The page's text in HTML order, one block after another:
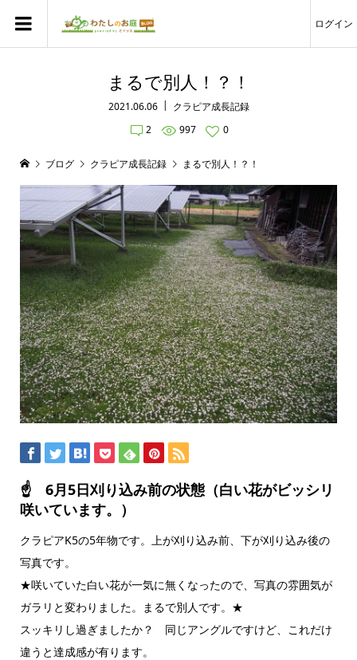
ログイン
まるで別人！？！
2021.06.06
クラピア成長記録
2
997 0
ブログ クラピア成長記録 まるで別人！？！
☝ 6月5日刈り込み前の状態（白い花がビッシリ
咲いています。）
クラピアK5の5年物です。上が刈り込み前、下が刈り込み後の
写真です。
★咲いていた白い花が一気に無くなったので、写真の雰囲気が
ガラリと変わりました。まるで別人です。★
スッキリし過ぎましたか？ 同じアングルですけど、これだけ
違うと達成感が有ります。